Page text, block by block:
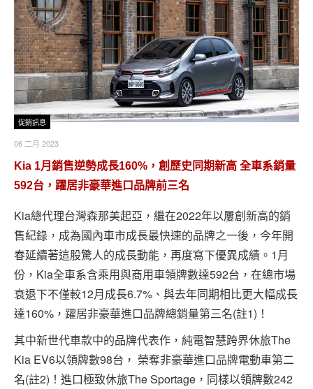
促銷訊息
06 二月 2023
Kia 1月銷售逆勢成長160%，創歷史同期新高 全車系銷量
592台，躍居非豪華進口品牌前三名
Kia總代理台灣森那美起亞，繼在2022年以屢創新高的銷
售紀錄，成為國內車市成長最快速的品牌之一後，今年開
春延續著這股驚人的成長動能，再度寫下優異成績。1月
份，Kia全車系含乘用與商用車領牌數達592台，在總市場
衰退下不僅較12月成長6.7%、與去年同期相比更大幅成長
達160%，躍居非豪華進口品牌總銷量第三名(註1)！
其中新世代車款中的品牌代表作，純電智慧跨界休旅The
Kia EV6以領牌數98台， 榮奪非豪華進口品牌電動車第二
名(註2)！進口極致休旅The Sportage，同樣以領牌數242